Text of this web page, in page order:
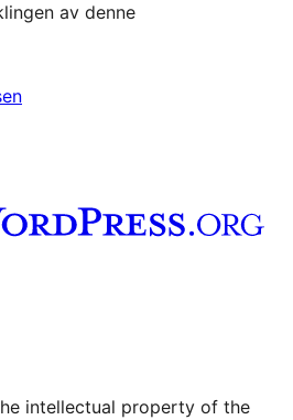
av denne
channel
Tumblr account
intellectual property of the